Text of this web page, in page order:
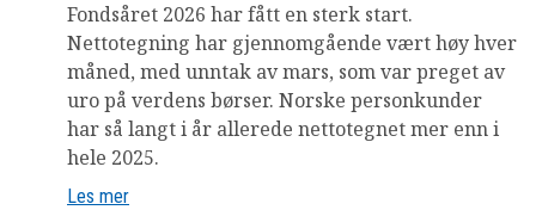
MARKEDSSTATISTIKK
FONDSDATA
BRANSJENORMER
Fondsåret 2026 har fått en sterk start.
Nettotegning har gjennomgående vært høy hver
måned, med unntak av mars, som var preget av
uro på verdens børser. Norske personkunder
har så langt i år allerede nettotegnet mer enn i
hele 2025.
Les mer